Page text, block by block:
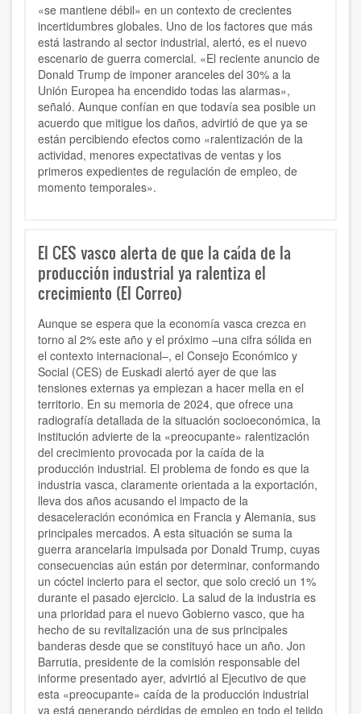
«se mantiene débil» en un contexto de crecientes
incertidumbres globales. Uno de los factores que más
está lastrando al sector industrial, alertó, es el nuevo
escenario de guerra comercial. «El reciente anuncio de
Donald Trump de imponer aranceles del 30% a la
Unión Europea ha encendido todas las alarmas»,
señaló. Aunque confían en que todavía sea posible un
acuerdo que mitigue los daños, advirtió de que ya se
están percibiendo efectos como «ralentización de la
actividad, menores expectativas de ventas y los
primeros expedientes de regulación de empleo, de
momento temporales».
El CES vasco alerta de que la caída de la
producción industrial ya ralentiza el
crecimiento (El Correo)
Aunque se espera que la economía vasca crezca en
torno al 2% este año y el próximo –una cifra sólida en
el contexto internacional–, el Consejo Económico y
Social (CES) de Euskadi alertó ayer de que las
tensiones externas ya empiezan a hacer mella en el
territorio. En su memoria de 2024, que ofrece una
radiografía detallada de la situación socioeconómica, la
institución advierte de la «preocupante» ralentización
del crecimiento provocada por la caída de la
producción industrial. El problema de fondo es que la
industria vasca, claramente orientada a la exportación,
lleva dos años acusando el impacto de la
desaceleración económica en Francia y Alemania, sus
principales mercados. A esta situación se suma la
guerra arancelaria impulsada por Donald Trump, cuyas
consecuencias aún están por determinar, conformando
un cóctel incierto para el sector, que solo creció un 1%
durante el pasado ejercicio. La salud de la industria es
una prioridad para el nuevo Gobierno vasco, que ha
hecho de su revitalización una de sus principales
banderas desde que se constituyó hace un año. Jon
Barrutia, presidente de la comisión responsable del
informe presentado ayer, advirtió al Ejecutivo de que
esta «preocupante» caída de la producción industrial
ya está generando pérdidas de empleo en todo el tejido